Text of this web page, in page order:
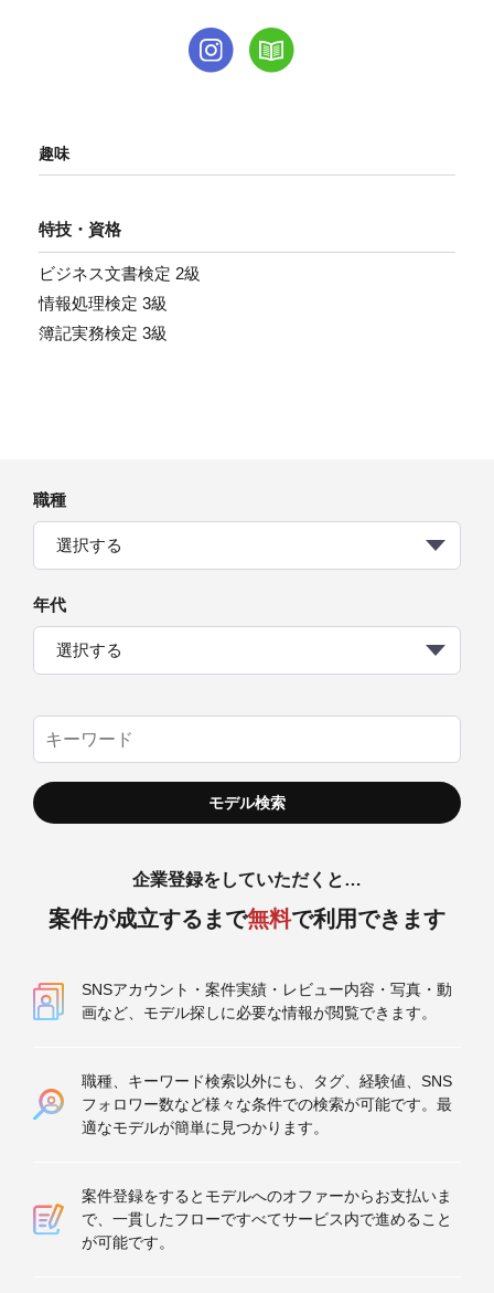
趣味
特技・資格
ビジネス文書検定 2級
情報処理検定 3級
簿記実務検定 3級
職種
選択する
年代
選択する
企業登録をしていただくと…
案件が成立するまで無料で利用できます
SNSアカウント・案件実績・レビュー内容・写真・動
画など、モデル探しに必要な情報が閲覧できます。
職種、キーワード検索以外にも、タグ、経験値、SNS
フォロワー数など様々な条件での検索が可能です。最
適なモデルが簡単に見つかります。
案件登録をするとモデルへのオファーからお支払いま
で、一貫したフローですべてサービス内で進めること
が可能です。